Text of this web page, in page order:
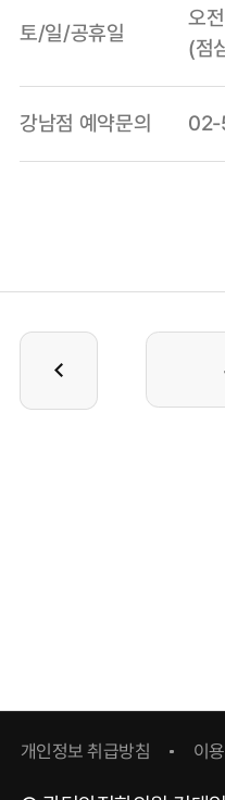
토/일/공휴일
오
(점
강남점 예약문의
개인정보 취급방침 이